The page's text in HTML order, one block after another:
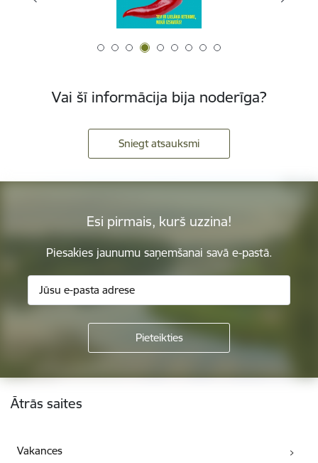
Vai šī informācija bija noderīga?
Sniegt atsauksmi
Esi pirmais, kurš uzzina!
Piesakies jaunumu saņemšanai savā e-pastā.
Kājene
Ātrās saites
Vakances